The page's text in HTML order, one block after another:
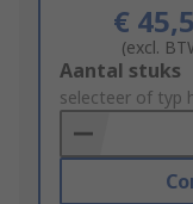
€
(excl.
Add
to
Basket
Aantal stuks
selecteer of typ